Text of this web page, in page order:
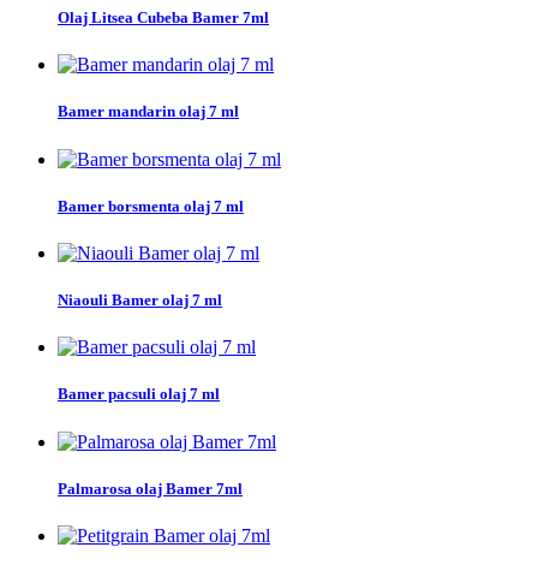
Olaj Litsea Cubeba Bamer 7ml
Bamer mandarin olaj 7 ml
Bamer borsmenta olaj 7 ml
Niaouli Bamer olaj 7 ml
Bamer pacsuli olaj 7 ml
Palmarosa olaj Bamer 7ml